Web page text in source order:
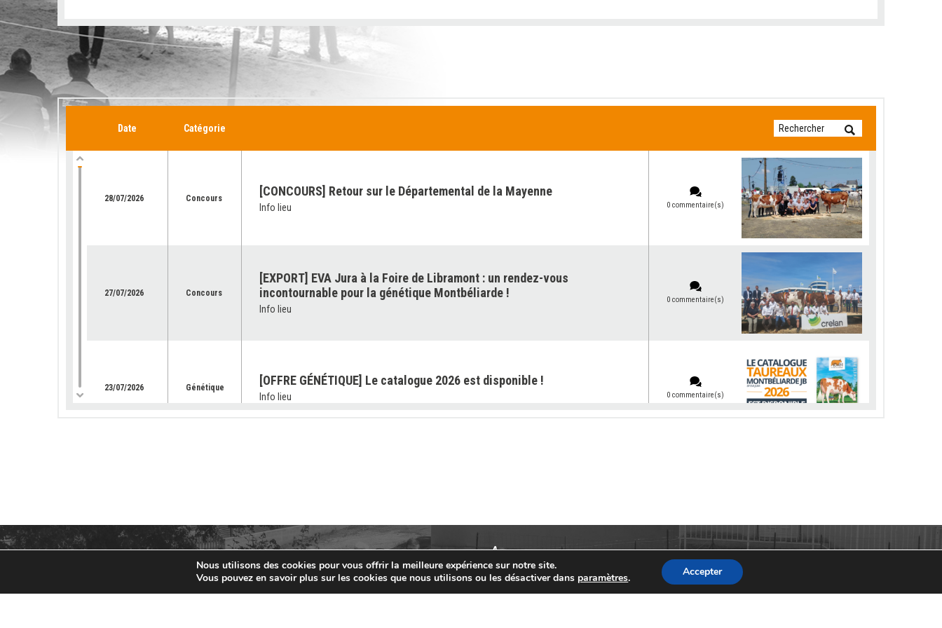
Date Catégorie
28/07/2026 Concours [CONCOURS] Retour sur le Départemental de la Mayenne
Info lieu 0 commentaire(s)
27/07/2026 Concours
[EXPORT] EVA Jura à la Foire de Libramont : un rendez-vous
incontournable pour la génétique Montbéliarde !
Info lieu
0 commentaire(s)
23/07/2026 Génétique [OFFRE GÉNÉTIQUE] Le catalogue 2026 est disponible !
Info lieu 0 commentaire(s)
Génétique [OFFRE GENETIQUE] : VEMBY JB « TOUJOURS PLUS HAUT ! »
Nous utilisons des cookies pour vous offrir la meilleure expérience sur notre site.
Vous pouvez en savoir plus sur les cookies que nous utilisons ou les désactiver dans paramètres. Accepter